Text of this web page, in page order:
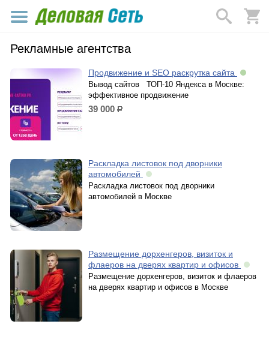
Рекламные агентства
Продвижение и SEO раскрутка сайта
Вывод сайтов ТОП-10 Яндекса в Москве:
эффективное продвижение
39 000 р.
Раскладка листовок под дворники
автомобилей
Раскладка листовок под дворники
автомобилей в Москве
Размещение дорхенгеров, визиток и
флаеров на дверях квартир и офисов
Размещение дорхенгеров, визиток и флаеров
на дверях квартир и офисов в Москве